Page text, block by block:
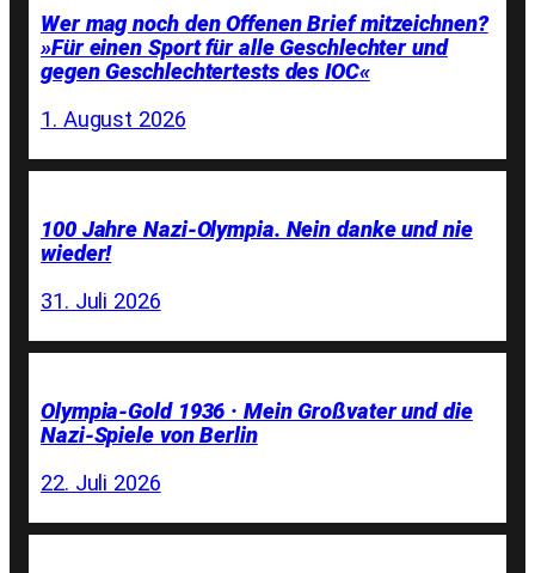
Wer mag noch den Offenen Brief mitzeichnen?
»Für einen Sport für alle Geschlechter und
gegen Geschlechtertests des IOC«
1. August 2026
100 Jahre Nazi-Olympia. Nein danke und nie
wieder!
31. Juli 2026
Olympia-Gold 1936 · Mein Großvater und die
Nazi-Spiele von Berlin
22. Juli 2026